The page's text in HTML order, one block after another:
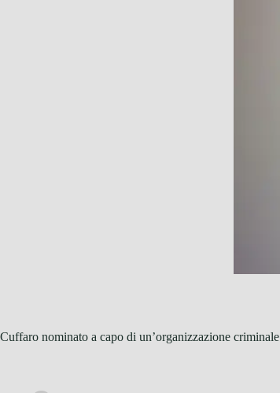
Cuffaro nominato a capo di un’organizzazione criminale